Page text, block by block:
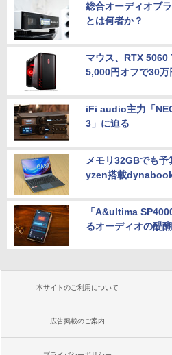
総合オーディオブ
とは何者か？
マウス、RTX 5060
5,000円オフで30万
iFi audio主力「
3」に迫る
メモリ32GBでも
yzen搭載
「A&ultima
るオーディオの醍
本サイトのご利用について
広告掲載のご案内